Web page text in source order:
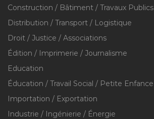
Construction / Bâtiment / Travaux Publics
Distribution / Transport / Logistique
Droit / Justice / Associations
Édition / Imprimerie / Journalisme
Education
Éducation / Travail Social / Petite Enfance
Importation / Exportation
Industrie / Ingénierie / Énergie